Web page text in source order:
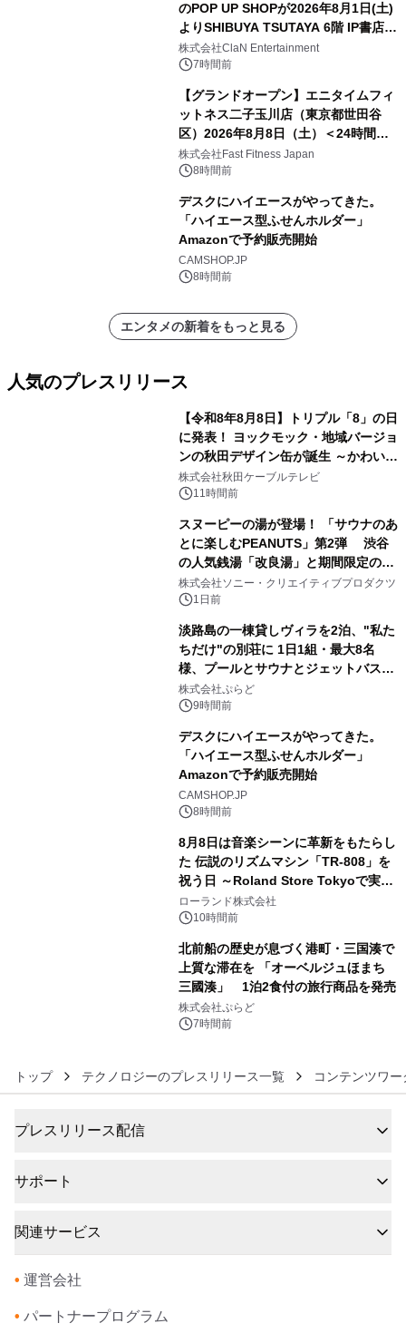
のPOP UP SHOPが2026年8月1日(土)
よりSHIBUYA TSUTAYA 6階 IP書店で
開催決定！！
株式会社ClaN Entertainment
7時間前
【グランドオープン】エニタイムフィ
ットネス二子玉川店（東京都世田谷
区）2026年8月8日（土）＜24時間年
中無休のフィットネスジム＞
株式会社Fast Fitness Japan
8時間前
デスクにハイエースがやってきた。
「ハイエース型ふせんホルダー」
Amazonで予約販売開始
CAMSHOP.JP
8時間前
エンタメの新着をもっと見る
人気のプレスリリース
【令和8年8月8日】トリプル「8」の日
に発表！ ヨックモック・地域バージョ
ンの秋田デザイン缶が誕生 ～かわいい
秋田犬の子犬と秋田の四季と名所を巡
るパッケージ～ 9月1日(火)秋田県内で
株式会社秋田ケーブルテレビ
11時間前
スヌーピーの湯が登場！ 「サウナのあ
とに楽しむPEANUTS」第2弾 渋谷
の人気銭湯「改良湯」と期間限定のコ
ラボレーション サウナイキタイコラ
ボグッズも発売決定！
株式会社ソニー・クリエイティブプロダクツ
1日前
淡路島の一棟貸しヴィラを2泊、"私た
ちだけ"の別荘に 1日1組・最大8名
様、プールとサウナとジェットバス付
きで Villa Mon Temps AWAJIの連泊
素泊りプラン
株式会社ぷらど
9時間前
デスクにハイエースがやってきた。
「ハイエース型ふせんホルダー」
Amazonで予約販売開始
CAMSHOP.JP
8時間前
8月8日は音楽シーンに革新をもたらし
た 伝説のリズムマシン「TR-808」を
祝う日 ～Roland Store Tokyoで実機
を展示しての 記念キャンペーンを開
催 英国ラジオ「NTS」の 特別プログ
アーティストを フィーチャーしたアニ
メーションを公開～
ローランド株式会社
10時間前
北前船の歴史が息づく港町・三国湊で
上質な滞在を 「オーベルジュほまち
三國湊」 1泊2食付の旅行商品を発売
株式会社ぷらど
7時間前
トップ テクノロジーのプレスリリース一覧 コンテンツワ
プレスリリース配信
サポート
関連サービス
• 運営会社
• パートナープログラム